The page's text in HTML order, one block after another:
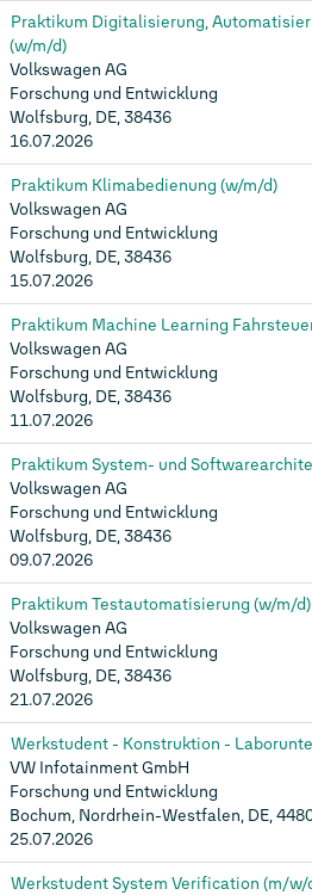
Praktikum Digitalisierung,
(w/m/d)
Volkswagen AG
Forschung und Entwicklung
Wolfsburg, DE, 38436
16.07.2026
Praktikum Klimabedienung (w/m/d)
Volkswagen AG
Forschung und Entwicklung
Wolfsburg, DE, 38436
15.07.2026
Praktikum Machine Learning
Volkswagen AG
Forschung und Entwicklung
Wolfsburg, DE, 38436
11.07.2026
Praktikum System- und
Volkswagen AG
Forschung und Entwicklung
Wolfsburg, DE, 38436
09.07.2026
Praktikum Testautomatisierung (w/m/d)
Volkswagen AG
Forschung und Entwicklung
Wolfsburg, DE, 38436
21.07.2026
Werkstudent - Konstruktion -
VW Infotainment GmbH
Forschung und Entwicklung
Bochum, Nordrhein-Westfalen, DE,
25.07.2026
Werkstudent System Verification (m/w/